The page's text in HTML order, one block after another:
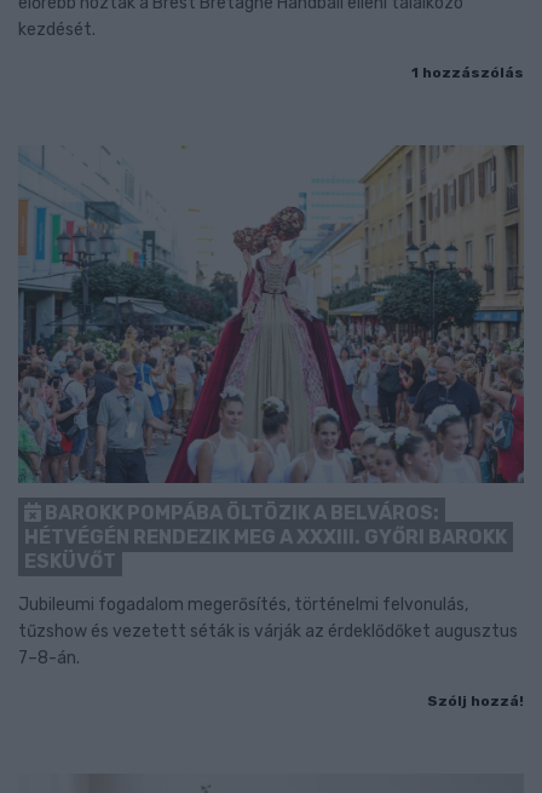
kezdését.
1 hozzászólás
BAROKK POMPÁBA ÖLTÖZIK A BELVÁROS:
HÉTVÉGÉN RENDEZIK MEG A XXXIII. GYŐRI BAROKK
ESKÜVŐT
Jubileumi fogadalom megerősítés, történelmi felvonulás,
tűzshow és vezetett séták is várják az érdeklődőket augusztus
7–8-án.
Szólj hozzá!